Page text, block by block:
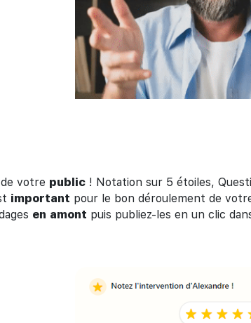
de votre public ! Notation sur 5 étoiles,
important pour le bon déroulement de
en amont puis publiez-les en un clic